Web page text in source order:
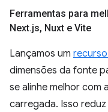
Ferramentas para
Next.js, Nuxt e Vite
Lançamos um recurso
dimensões da fonte
se alinhe melhor com
carregada. Isso